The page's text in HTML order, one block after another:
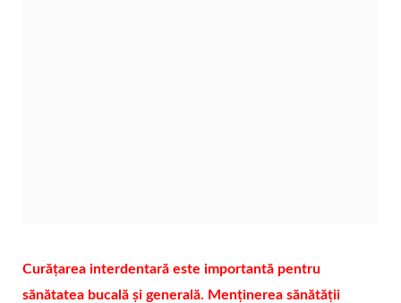
Curățarea interdentară este importantă pentru
sănătatea bucală și generală. Menținerea sănătății